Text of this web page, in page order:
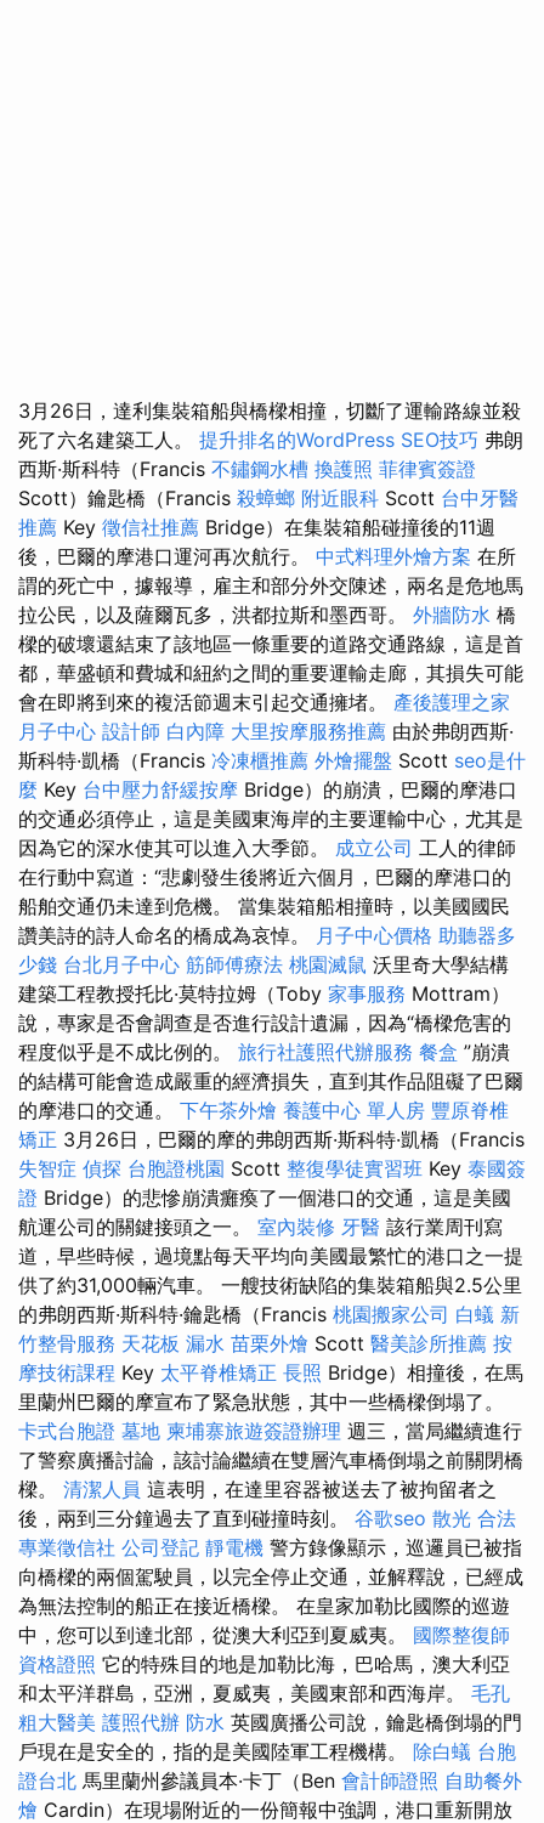
3月26日，達利集裝箱船與橋樑相撞，切斷了運輸路線並殺
死了六名建築工人。 提升排名的WordPress SEO技巧 弗朗
西斯·斯科特（Francis 不鏽鋼水槽 換護照 菲律賓簽證
Scott）鑰匙橋（Francis 殺蟑螂 附近眼科 Scott 台中牙醫
推薦 Key 徵信社推薦 Bridge）在集裝箱船碰撞後的11週
後，巴爾的摩港口運河再次航行。 中式料理外燴方案 在所
謂的死亡中，據報導，雇主和部分外交陳述，兩名是危地馬
拉公民，以及薩爾瓦多，洪都拉斯和墨西哥。 外牆防水 橋
樑的破壞還結束了該地區一條重要的道路交通路線，這是首
都，華盛頓和費城和紐約之間的重要運輸走廊，其損失可能
會在即將到來的複活節週末引起交通擁堵。 產後護理之家
月子中心 設計師 白內障 大里按摩服務推薦 由於弗朗西斯·
斯科特·凱橋（Francis 冷凍櫃推薦 外燴擺盤 Scott seo是什
麼 Key 台中壓力舒緩按摩 Bridge）的崩潰，巴爾的摩港口
的交通必須停止，這是美國東海岸的主要運輸中心，尤其是
因為它的深水使其可以進入大季節。 成立公司 工人的律師
在行動中寫道：“悲劇發生後將近六個月，巴爾的摩港口的
船舶交通仍未達到危機。 當集裝箱船相撞時，以美國國民
讚美詩的詩人命名的橋成為哀悼。 月子中心價格 助聽器多
少錢 台北月子中心 筋師傅療法 桃園滅鼠 沃里奇大學結構
建築工程教授托比·莫特拉姆（Toby 家事服務 Mottram）
說，專家是否會調查是否進行設計遺漏，因為“橋樑危害的
程度似乎是不成比例的。 旅行社護照代辦服務 餐盒 ”崩潰
的結構可能會造成嚴重的經濟損失，直到其作品阻礙了巴爾
的摩港口的交通。 下午茶外燴 養護中心 單人房 豐原脊椎
矯正 3月26日，巴爾的摩的弗朗西斯·斯科特·凱橋（Francis
失智症 偵探 台胞證桃園 Scott 整復學徒實習班 Key 泰國簽
證 Bridge）的悲慘崩潰癱瘓了一個港口的交通，這是美國
航運公司的關鍵接頭之一。 室內裝修 牙醫 該行業周刊寫
道，早些時候，過境點每天平均向美國最繁忙的港口之一提
供了約31,000輛汽車。 一艘技術缺陷的集裝箱船與2.5公里
的弗朗西斯·斯科特·鑰匙橋（Francis 桃園搬家公司 白蟻 新
竹整骨服務 天花板 漏水 苗栗外燴 Scott 醫美診所推薦 按
摩技術課程 Key 太平脊椎矯正 長照 Bridge）相撞後，在馬
里蘭州巴爾的摩宣布了緊急狀態，其中一些橋樑倒塌了。
卡式台胞證 墓地 柬埔寨旅遊簽證辦理 週三，當局繼續進行
了警察廣播討論，該討論繼續在雙層汽車橋倒塌之前關閉橋
樑。 清潔人員 這表明，在達里容器被送去了被拘留者之
後，兩到三分鐘過去了直到碰撞時刻。 谷歌seo 散光 合法
專業徵信社 公司登記 靜電機 警方錄像顯示，巡邏員已被指
向橋樑的兩個駕駛員，以完全停止交通，並解釋說，已經成
為無法控制的船正在接近橋樑。 在皇家加勒比國際的巡遊
中，您可以到達北部，從澳大利亞到夏威夷。 國際整復師
資格證照 它的特殊目的地是加勒比海，巴哈馬，澳大利亞
和太平洋群島，亞洲，夏威夷，美國東部和西海岸。 毛孔
粗大醫美 護照代辦 防水 英國廣播公司說，鑰匙橋倒塌的門
戶現在是安全的，指的是美國陸軍工程機構。 除白蟻 台胞
證台北 馬里蘭州參議員本·卡丁（Ben 會計師證照 自助餐外
燴 Cardin）在現場附近的一份簡報中強調，港口重新開放